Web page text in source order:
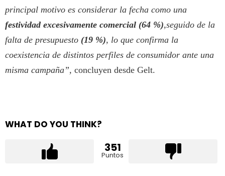
principal motivo es considerar la fecha como una
festividad excesivamente comercial (64 %),seguido de la
falta de presupuesto (19 %), lo que confirma la
coexistencia de distintos perfiles de consumidor ante una
misma campaña”, concluyen desde Gelt.
WHAT DO YOU THINK?
351
Puntos